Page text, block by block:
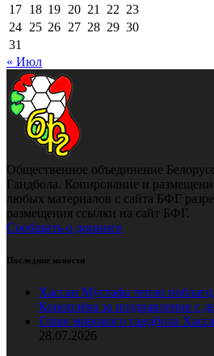
17 18 19 20 21 22 23
24 25 26 27 28 29 30
31
« Июл
Общественное объединение
Гандбола. Копирование и
любых материалов с сайта БФГ
размещения ссылки на сайт БФГ.
Сообщить о допинге
Последние новости
Хассан Мустафа тепло
Коноплёва за поздравление с
Главе мирового гандбола
28.07.2026